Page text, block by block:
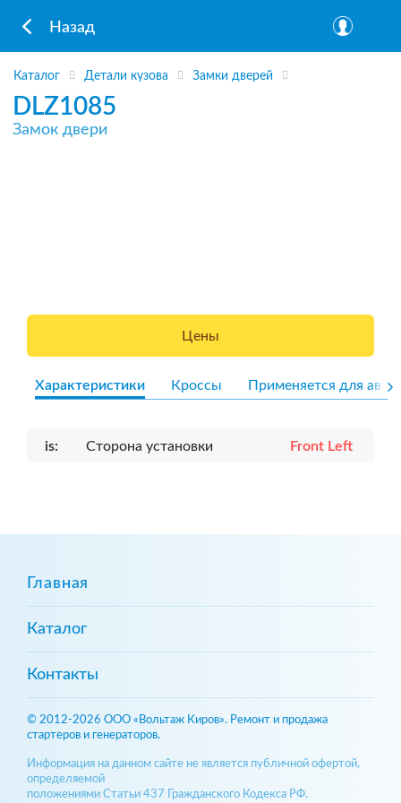
Назад
Каталог Детали кузова Замки дверей
DLZ1085
Замок двери
Цены
Характеристики Кроссы Применяется для авто
is: Сторона установки Front Left
Главная
Каталог
Контакты
© 2012-2026 ООО «Вольтаж Киров». Ремонт и продажа
стартеров и генераторов.
Информация на данном сайте не является публичной офертой,
определяемой
положениями Статьи 437 Гражданского Кодекса РФ.